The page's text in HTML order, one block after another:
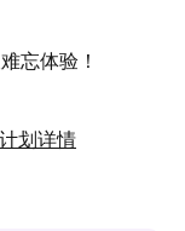
忘体验！
划详情